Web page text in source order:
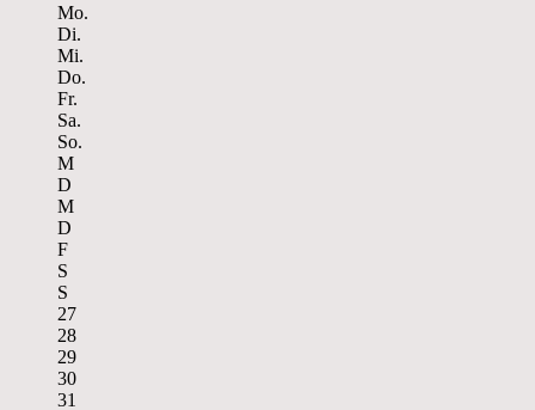
Mo.
Di.
Mi.
Do.
Fr.
Sa.
So.
M
D
M
D
F
S
S
27
28
29
30
31